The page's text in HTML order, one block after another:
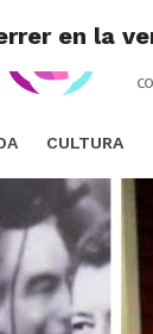
CULTURA
en la